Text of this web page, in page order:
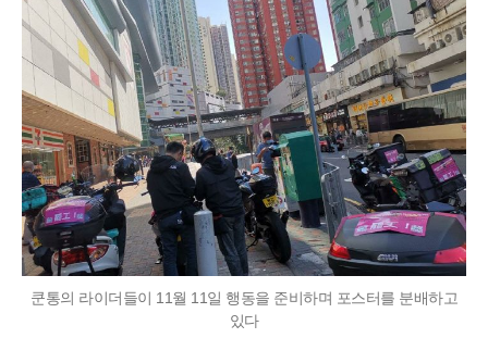
쿤통의 라이더들이 11월 11일 행동을 준비하며 포스터를 분배하고
있다